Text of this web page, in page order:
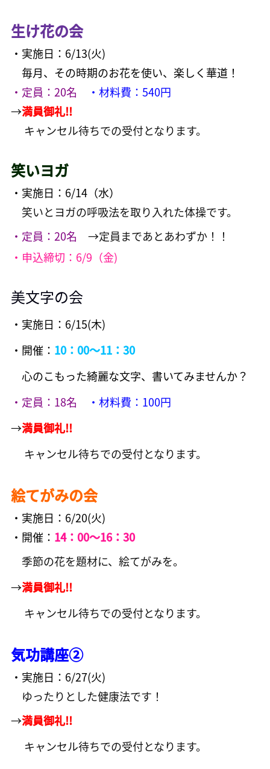
生け花の会
・実施日：6/13(火)
毎月、その時期のお花を使い、楽しく華道！
・定員：20名
・ 材料費：540円
→満員御礼!!
キャンセル待ちでの受付となります。
笑いヨガ
・実施日：6/14（水）
笑いとヨガの呼吸法を取り入れた体操です。
・定員：20名
→定員まであとあわずか！！
・申込締切：6/9（金)
美文字の会
・実施日：6/15(木)
・開催： 10：00～11：30
心のこもった綺麗な文字、書いてみませんか？
・定員：18名
・ 材料費：100円
→満員御礼!!
キャンセル待ちでの受付となります。
絵てがみの会
・実施日：6/20(火)
・開催： 14：00～16：30
季節の花を題材に、絵てがみを。
→満員御礼!!
キャンセル待ちでの受付となります。
気功講座②
・実施日：6/27(火)
ゆったりとした健康法です！
→満員御礼!!
キャンセル待ちでの受付となります。